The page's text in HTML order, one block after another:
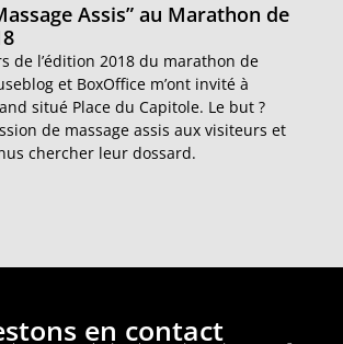
Assis” au Marathon de
de l’édition 2018 du marathon de
et BoxOffice m’ont invité à
situé Place du Capitole. Le but ?
de massage assis aux visiteurs et
chercher leur dossard.
en contact